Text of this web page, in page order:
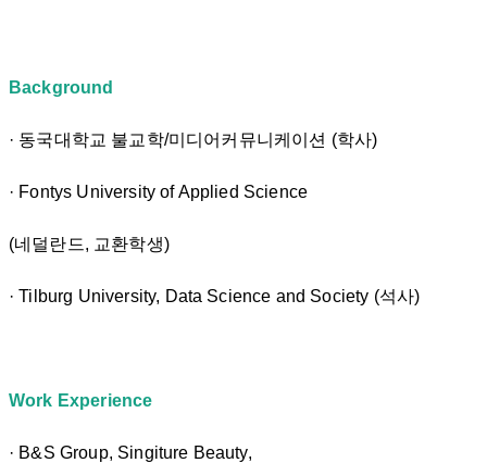
Background
· 동국대학교 불교학/미디어커뮤니케이션 (학사)
· Fontys University of Applied Science
(네덜란드, 교환학생)
· Tilburg University, Data Science and Society (석사)
Work Experience
· B&S Group, Singiture Beauty,